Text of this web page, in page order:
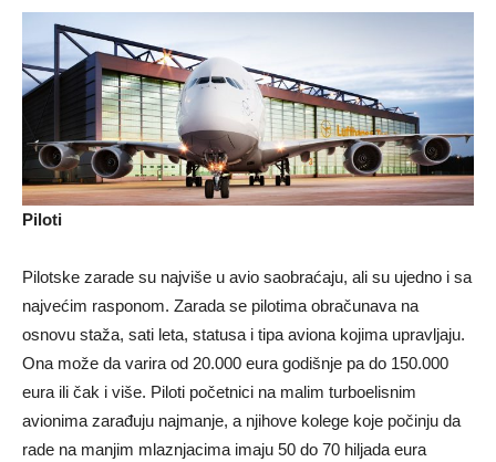
Piloti
Pilotske zarade su najviše u avio saobraćaju, ali su ujedno i sa
najvećim rasponom. Zarada se pilotima obračunava na
osnovu staža, sati leta, statusa i tipa aviona kojima upravljaju.
Ona može da varira od 20.000 eura godišnje pa do 150.000
eura ili čak i više. Piloti početnici na malim turboelisnim
avionima zarađuju najmanje, a njihove kolege koje počinju da
rade na manjim mlaznjacima imaju 50 do 70 hiljada eura